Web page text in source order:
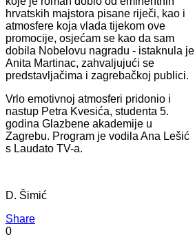
hrvatskih majstora pisane riječi, kao i
atmosfere koja vlada tijekom ove
promocije, osjećam se kao da sam
dobila Nobelovu nagradu - istaknula je
Anita Martinac, zahvaljujući se
predstavljačima i zagrebačkoj publici.
Vrlo emotivnoj atmosferi pridonio i
nastup Petra Kvesića, studenta 5.
godina Glazbene akademije u
Zagrebu. Program je vodila Ana Lešić
s Laudato TV-a.
D. Šimić
Share
0